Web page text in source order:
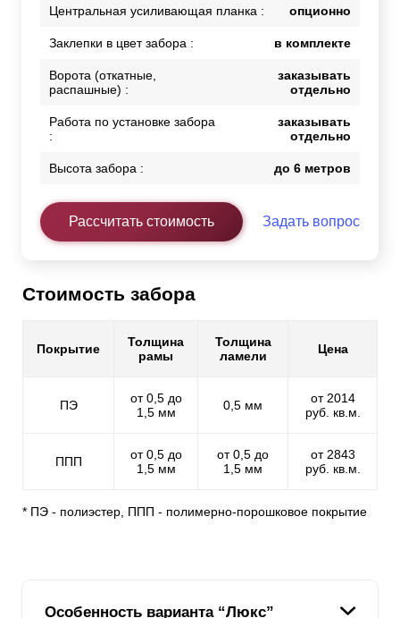
Центральная усиливающая планка : опционно
Заклепки в цвет забора : в комплекте
Ворота (откатные,
распашные) :
заказывать
отдельно
Работа по установке забора
:
заказывать
отдельно
Высота забора : до 6 метров
Рассчитать стоимость Задать вопрос
Стоимость забора
Покрытие
Толщина
рамы
Толщина
ламели
Цена
ПЭ
от 0,5 до
1,5 мм
0,5 мм
от 2014
руб. кв.м.
ППП
от 0,5 до
1,5 мм
от 0,5 до
1,5 мм
от 2843
руб. кв.м.
* ПЭ - полиэстер, ППП - полимерно-порошковое покрытие
Особенность варианта “Люкс”